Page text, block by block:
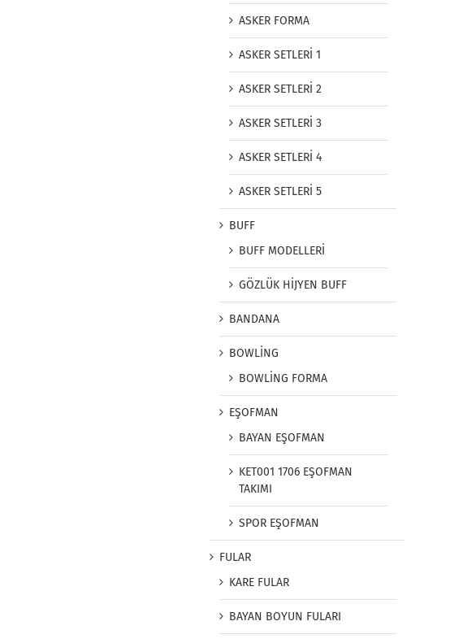
ASKER FORMA
ASKER SETLERİ 1
ASKER SETLERİ 2
ASKER SETLERİ 3
ASKER SETLERİ 4
ASKER SETLERİ 5
BUFF
BUFF MODELLERİ
GÖZLÜK HİJYEN BUFF
BANDANA
BOWLİNG
BOWLİNG FORMA
EŞOFMAN
BAYAN EŞOFMAN
KET001 1706 EŞOFMAN
TAKIMI
SPOR EŞOFMAN
FULAR
KARE FULAR
BAYAN BOYUN FULARI